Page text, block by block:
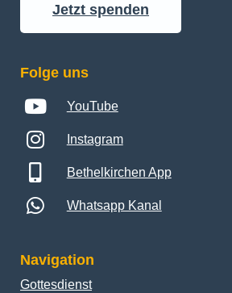
Jetzt spenden
Folge uns
YouTube
Instagram
Bethelkirchen App
Whatsapp Kanal
Navigation
Gottesdienst